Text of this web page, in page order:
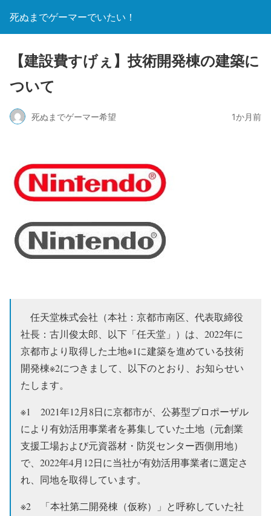
死ぬまでゲーマーでいたい！
【建設費すげぇ】技術開発棟の建築に
ついて
死ぬまでゲーマー希望 1か月前
任天堂株式会社（本社：京都市南区、代表取締役
社長：古川俊太郎、以下「任天堂」）は、2022年に
京都市より取得した土地※1に建築を進めている技術
開発棟※2につきまして、以下のとおり、お知らせい
たします。
※1 2021年12月8日に京都市が、公募型プロポーザル
により有効活用事業者を募集していた土地（元創業
支援工場および元資器材・防災センター西側用地）
で、2022年4月12日に当社が有効活用事業者に選定さ
れ、同地を取得しています。
※2 「本社第二開発棟（仮称）」と呼称していた社